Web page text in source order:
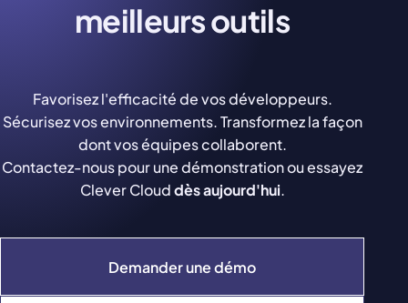
meilleurs outils
Demander une démo
Favorisez l'efficacité de vos développeurs.
Sécurisez vos environnements. Transformez la façon
dont vos équipes collaborent.
Contactez-nous pour une démonstration ou essayez
Clever Clouddès aujourd'hui.